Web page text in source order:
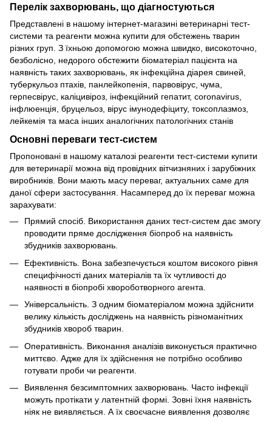
Перелік захворювань, що діагностуються
Представлені в нашому інтернет-магазині ветеринарні тест-
системи та реагенти можна купити для обстежень тварин
різних груп. З їхньою допомогою можна швидко, високоточно,
безболісно, недорого обстежити біоматеріал пацієнта на
наявність таких захворювань, як інфекційна діарея свиней,
туберкульоз птахів, панлейкопенія, парвовірус, чума,
герпесвірус, каліцивіроз, інфекційний гепатит, coronavirus,
інфлюенція, бруцельоз, вірус імунодефіциту, токсоплазмоз,
лейкемія та маса інших аналогічних патологічних станів
Основні переваги тест-систем
Пропоновані в нашому каталозі реагенти тест-системи купити
для ветеринарії можна від провідних вітчизняних і зарубіжних
виробників. Вони мають масу переваг, актуальних саме для
даної сфери застосування. Насамперед до їх переваг можна
зарахувати:
Прямий спосіб. Використання даних тест-систем дає змогу
проводити пряме дослідження біопроб на наявність
збудників захворювань.
Ефективність. Вона забезпечується коштом високого рівня
специфічності даних матеріалів та їх чутливості до
наявності в біопробі хвороботворного агента.
Універсальність. З одним біоматеріалом можна здійснити
велику кількість досліджень на наявність різноманітних
збудників хвороб тварин.
Оперативність. Виконання аналізів виконується практично
миттєво. Адже для їх здійснення не потрібно особливо
готувати проби чи реагенти.
Виявлення безсимптомних захворювань. Часто інфекції
можуть протікати у латентній формі. Зовні їхня наявність
ніяк не виявляється. А їх своєчасне виявлення дозволяє